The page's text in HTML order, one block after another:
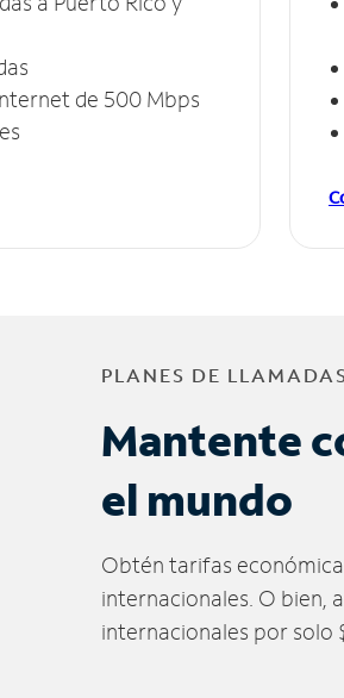
de 500 Mbps
PLANES DE
Mantente
el mundo
Obtén tarifas
internacionales. O bien,
internacionales por solo